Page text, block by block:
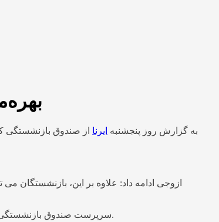
به گزارش روز پنجشنبه ایرنا از صندوق بازنشستگی
سرپرست صندوق بازنشستگی کشوری گفت: این خدمت در راستای طرح‌های حمایتی صندوق و با هدف فراهم‌سازی لحظاتی خوش و خاطره‌انگیز برای بازنشستگان انجام شده است.